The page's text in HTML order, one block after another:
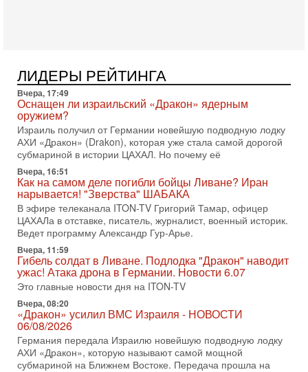
раз?
Голоса русскоязычных репатриантов не раз кардинально
меняли политический ландшафт Израиля. Достаточно
вспомнить взлет партии «Исраэль ба-алия», когда
31-07-2026, 17:00
Тайны закрытых дверей: о чём на самом деле
молчат Трамп и Нетаньяху?
Недавний визит премьер-министра Израиля Биньямина
Нетаньяху в США и его встреча с Дональдом Трампом
оставили больше вопросов, чем ответов. Полная
31-07-2026, 15:18
Иран готовит покушение на Нетаниягу! Трамп не
хочет эскалации, но КСИР готовит взрыв!
В эфире телеканала ITON-TV СЕРГЕЙ МИГДАЛЬ, эксперт
по вопросам безопасности, офицер запаса
Международного управления полиции Израиля, автор
31-07-2026, 09:02
Битва за разоружение ХАМАСа - НОВОСТИ
31/07/2026
Сегодня президент США Дональд Трамп заявил о
достижении исторического соглашения о полном
разоружении ХАМАСа и других вооруженных группировок в
ЛИДЕРЫ РЕЙТИНГА
Вчера, 17:49
Оснащен ли израильский «Дракон» ядерным
оружием?
Израиль получил от Германии новейшую подводную лодку
АХИ «Дракон» (Drakon), которая уже стала самой дорогой
субмариной в истории ЦАХАЛ. Но почему её
Вчера, 16:51
Как на самом деле погибли бойцы Ливане? Иран
нарывается! "Зверства" ШАБАКА
В эфире телеканала ITON-TV Григорий Тамар, офицер
ЦАХАЛа в отставке, писатель, журналист, военный историк.
Ведет программу Александр Гур-Арье.
Вчера, 11:59
Гибель солдат в Ливане. Подлодка "Дракон" наводит
ужас! Атака дрона в Германии. Новости 6.07
Это главные новости дня на ITON-TV
Вчера, 08:20
«Дракон» усилил ВМС Израиля - НОВОСТИ
06/08/2026
Германия передала Израилю новейшую подводную лодку
АХИ «Дракон», которую называют самой мощной
субмариной на Ближнем Востоке. Передача прошла на